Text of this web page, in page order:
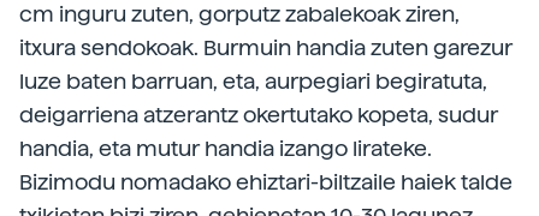
cm inguru zuten, gorputz zabalekoak ziren,
itxura sendokoak. Burmuin handia zuten garezur
luze baten barruan, eta, aurpegiari begiratuta,
deigarriena atzerantz okertutako kopeta, sudur
handia, eta mutur handia izango lirateke.
Bizimodu nomadako ehiztari-biltzaile haiek talde